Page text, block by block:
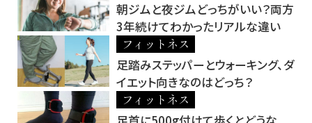
朝ジムと夜ジムどっちがいい？両方
3年続けてわかったリアルな違い
フィットネス
足踏みステッパーとウォーキング、ダ
イエット向きなのはどっち？
フィットネス